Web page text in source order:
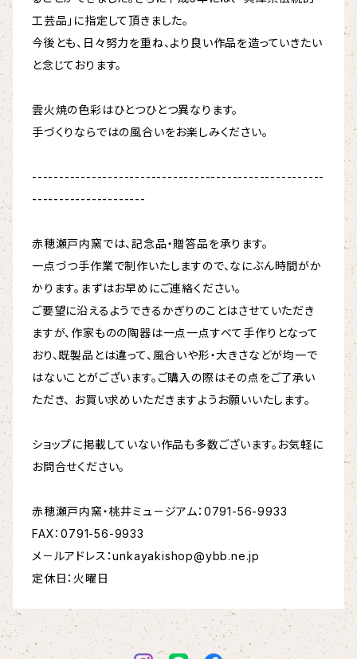
工芸品」に指定して頂きました。
今後とも、日々努力を重ね、より良い作品を造っていきたい
と念じております。
雲火焼の色彩はひとつひとつ異なります。
手づくりならではの風合いをお楽しみください。
------------------------------------------------------
---------------------
赤穂瀬戸内窯では、記念品・贈答品を承ります。
一点づつ手作業で制作いたしますので、なにぶん時間がか
かります。まずはお早めにご連絡ください。
ご要望に沿えるようできるかぎりのことはさせていただき
ますが、作家ものの陶器は一点一点すべて手作りとなって
おり、既製品とは違って、風合いや形・大きさなどが均一で
はないことがございます。ご購入の際はその点をご了承い
ただき、 お買い求めいただきますようお願いいたします。
ショップに掲載していない作品も多数ございます。お気軽に
お問合せください。
赤穂瀬戸内窯・桃井ミュ－ジアム：0791-56-9933
FAX：0791-56-9933
メ－ルアドレス：unkayakishop@ybb.ne.jp
定休日：火曜日